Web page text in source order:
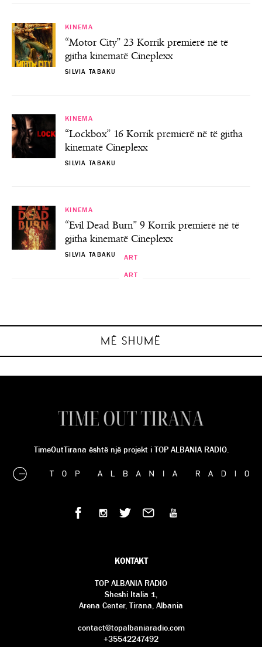
KINEMA
“Motor City” 23 Korrik premierë në të
gjitha kinematë Cineplexx
SILVIA TABAKU
KINEMA
“Lockbox” 16 Korrik premierë në të gjitha
kinematë Cineplexx
SILVIA TABAKU
KINEMA
“Evil Dead Burn” 9 Korrik premierë në të
gjitha kinematë Cineplexx
SILVIA TABAKU
MË SHUMË
ART
SILVIA TABAKU
ART
SILVIA TABAKU
ART
SILVIA TABAKU
ART
SILVIA TABAKU
TimeOutTirana është një projekt i TOP ALBANIA RADIO.
KONTAKT
TOP ALBANIA RADIO
Sheshi Italia 1,
Arena Center, Tirana, Albania
contact@topalbaniaradio.com
+35542247492